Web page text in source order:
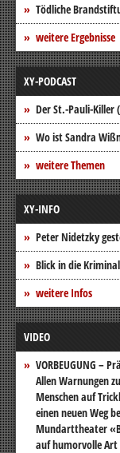
Tödliche
weitere Ergebnisse
XY-PODCAST
Der St.-Pauli-Killer
Wo ist Sandra
weitere Themen
XY-INFO
Peter Nidetzky
Blick in die
weitere Infos
VIDEO
VORBEUGUNG –
Allen Warnungen
Menschen auf
einen neuen Weg
Mundarttheater
auf humorvolle